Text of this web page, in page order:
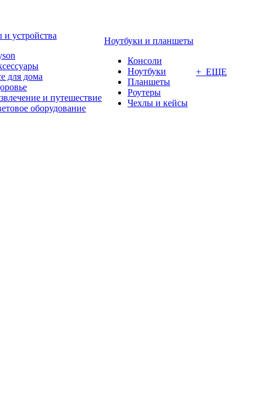
и устройства
для дома
и путешествие
оборудование
Ноутбуки и планшеты
Консоли
Ноутбуки
Планшеты
Роутеры
Чехлы и кейсы
+ ЕЩЕ